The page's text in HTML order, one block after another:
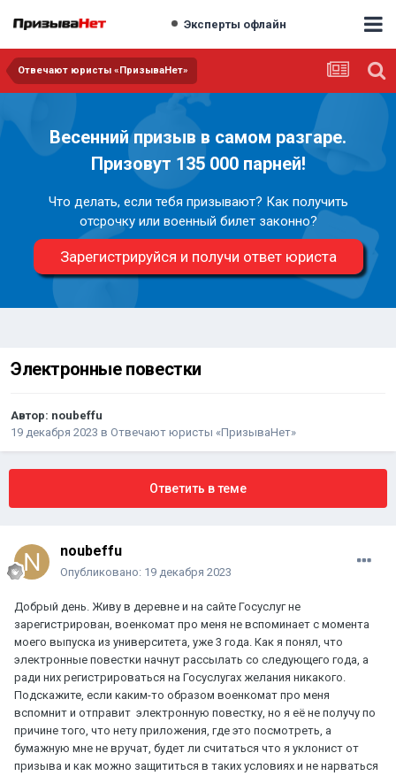
Эксперты офлайн
Отвечают юристы «ПризываНет»
Весенний призыв в самом разгаре.
Призовут 135 000 парней!
Что делать, если тебя призывают? Как получить
отсрочку или военный билет законно?
Зарегистрируйся и получи ответ юриста
Электронные повестки
Автор: noubeffu
19 декабря 2023 в Отвечают юристы «ПризываНет»
Ответить в теме
noubeffu
Опубликовано: 19 декабря 2023
Добрый день. Живу в деревне и на сайте Госуслуг не
зарегистрирован, военкомат про меня не вспоминает с момента
моего выпуска из университета, уже 3 года. Как я понял, что
электронные повестки начнут рассылать со следующего года, а
ради них регистрироваться на Госуслугах желания никакого.
Подскажите, если каким-то образом военкомат про меня
вспомнит и отправит электронную повестку, но я её не получу по
причине того, что нету приложения, где это посмотреть, а
бумажную мне не вручат, будет ли считаться что я уклонист от
призыва и как можно защититься в таких условиях и не нарваться